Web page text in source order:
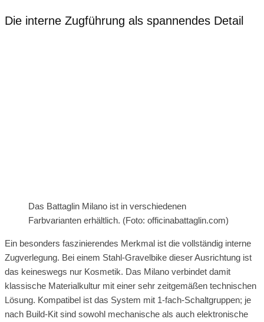
Die interne Zugführung als spannendes Detail
Das Battaglin Milano ist in verschiedenen
Farbvarianten erhältlich. (Foto: officinabattaglin.com)
Ein besonders faszinierendes Merkmal ist die vollständig interne
Zugverlegung. Bei einem Stahl-Gravelbike dieser Ausrichtung ist
das keineswegs nur Kosmetik. Das Milano verbindet damit
klassische Materialkultur mit einer sehr zeitgemäßen technischen
Lösung. Kompatibel ist das System mit 1-fach-Schaltgruppen; je
nach Build-Kit sind sowohl mechanische als auch elektronische